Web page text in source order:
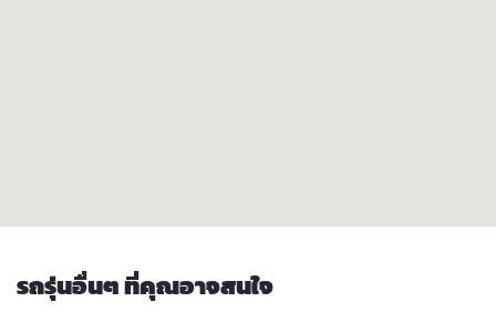
รถรุ่นอื่นๆ ที่คุณอาจสนใจ